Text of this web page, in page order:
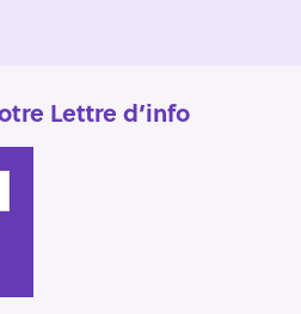
Lettre d’info